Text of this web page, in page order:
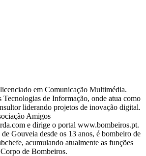
em Comunicação Multimédia.
Tecnologias de Informação, onde atua como
liderando projetos de inovação digital.
Amigos
e dirige o portal www.bombeiros.pt.
Gouveia desde os 13 anos, é bombeiro de
acumulando atualmente as funções
de Bombeiros.